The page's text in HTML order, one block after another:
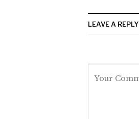
LEAVE A REPLY